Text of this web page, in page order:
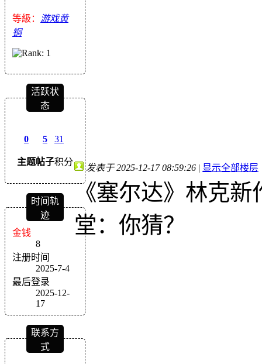
等級： 游戏黄
铜
活跃状
态
0
主题
5
帖子
31
积分
时间轨
迹
金钱
8
注册时间
2025-7-4
最后登录
2025-12-
17
联系方
式
发表于 2025-12-17 08:59:26 | 显示全部楼层
《塞尔达》林克
堂：你猜？